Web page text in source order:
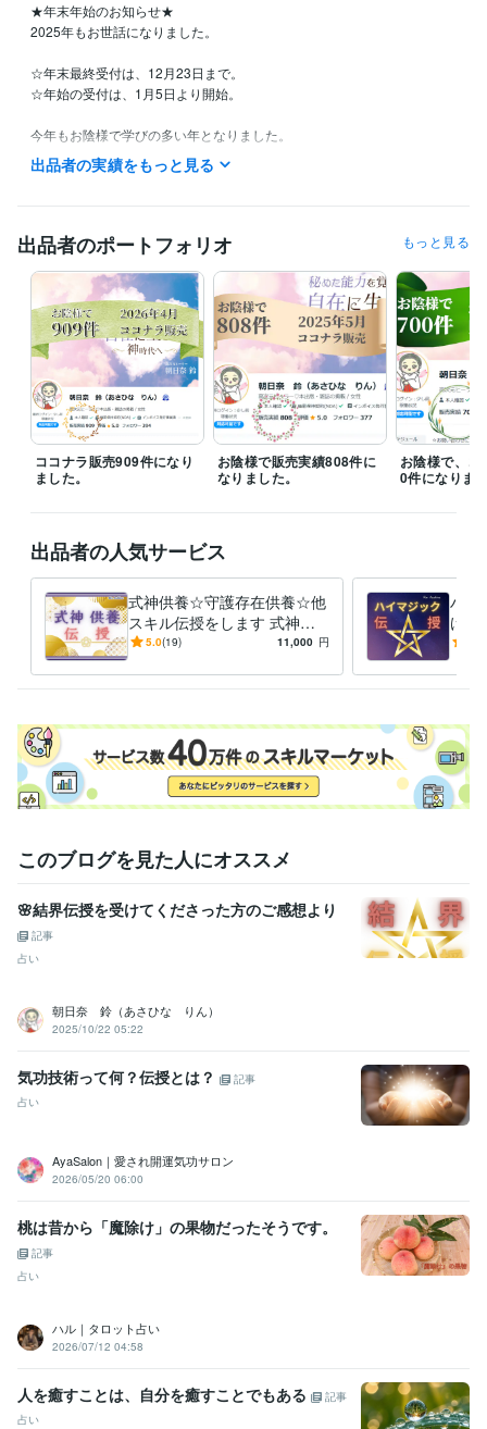
★年末年始のお知らせ★
2025年もお世話になりました。
☆年末最終受付は、12月23日まで。
☆年始の受付は、1月5日より開始。
今年もお陰様で学びの多い年となりました。
年末年始は長期間お休みを頂き、また、
新たな年で心新たに、お会い出来るのを楽しみにしております。
お申込は24時間受け付けております。
20時以降のお問い合わせは、翌日になることがありますので、余裕を持
ってお申込ください。
枠が空いている時は、お早めの相談がオススメ。
ご縁を心よりお待ちしております。
・・・♡・・・♡・・・
＜お知らせ＞
2024年2月7日　プロフィール画像からイラストに変更しました。
※イメージをお楽しみ下さい。
・・・・・・・・
高次元ヒーラー活動として、2006年より、1９年間。
感謝の多い年でした。(^-^)
2024年1月～筆跡活動、セミナー準備等のため、受付を
一部、制限させていただくことがあります。
サービス向上や時代に合わせて、随時、メニューのブラッシュアップや
入れ替えを行うことがあります。
1日で心と体の悩みが楽になった環境　2021年改正版 ココナラ★販
売実績『600件』達成★
ココナラ★『プラチナランク会員』達成
六合神功プラクティショナー
クォンタム・タッチヒーリング 取得年 : 2007年
リコネクティブヒーリング・プラクティショナー 取得年 : 2007年
リコネクション・プラクティショナー 取得年 : 2007年
24本DNAアクティベーション公認アクティベーター 取得年 : 2008年
エーテリック・ヒーラー
栄養士 取得年 : 1996年
普通自動車第一種運転免許 取得年 : 1999年
マイクロソフト オフィス スペシャリスト（MOS） 取得年 : 2004年
占い 高次元ヒーリング、コードセッティング
学歴
放送大学
出品者の実績をもっと見る
出品者のポートフォリオ もっと見る
ココナラ販売909件になり
ました。
お陰様で販売実績808件に
なりました。
お陰様で、コ
0件になりま
出品者の人気サービス
式神供養☆守護存在供養☆他
スキル伝授をします 式神供
養、又は守護存在供養、他ス
5.0(19) 11,000 円
ハイ
けを
☆魔
このブログを見た人にオススメ
🌸結界伝授を受けてくださった方のご感想より
記事
占い
朝日奈 鈴（あさひな りん）
2025/10/22 05:22
気功技術って何？伝授とは？
記事
占い
AyaSalon｜愛され開運気功サロン
2026/05/20 06:00
桃は昔から「魔除け」の果物だったそうです。
記事
占い
ハル｜タロット占い
2026/07/12 04:58
人を癒すことは、自分を癒すことでもある
記事
占い